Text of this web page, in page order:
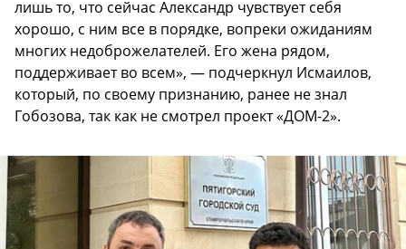
лишь то, что сейчас Александр чувствует себя
хорошо, с ним все в порядке, вопреки ожиданиям
многих недоброжелателей. Его жена рядом,
поддерживает во всем», — подчеркнул Исмаилов,
который, по своему признанию, ранее не знал
Гобозова, так как не смотрел проект «ДОМ-2».